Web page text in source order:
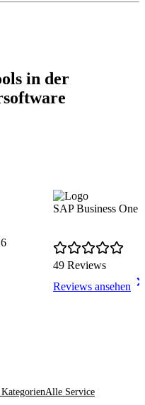
in der
SAP Business One
49 Reviews
Reviews ansehen
Alle Service